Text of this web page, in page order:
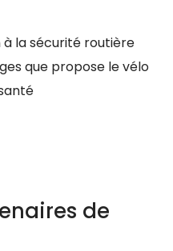
à la sécurité routière
que propose le vélo
de